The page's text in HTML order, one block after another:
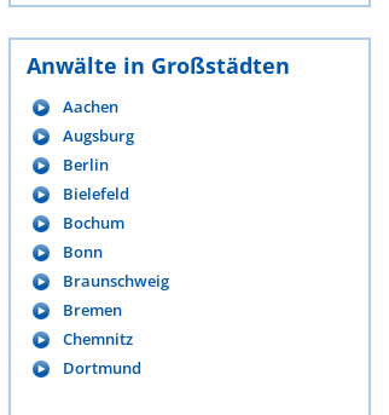
Anwälte in Großstädten
Aachen
Augsburg
Berlin
Bielefeld
Bochum
Bonn
Braunschweig
Bremen
Chemnitz
Dortmund